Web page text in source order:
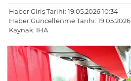
Haber Giriş Tarihi: 19.05.2026 10:34
Haber Güncellenme Tarihi: 19.05.2026
Kaynak: İHA